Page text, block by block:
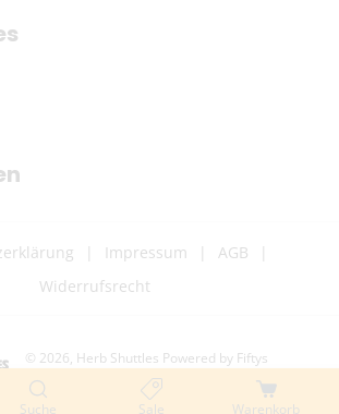
Suche Sale Warenkorb
Impressum
AGB
Widerrufsrecht
© 2026, Herb Shuttles Powered by Fiftys